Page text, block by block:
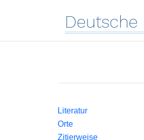
Deutsche
Literatur
Orte
Zitierweise